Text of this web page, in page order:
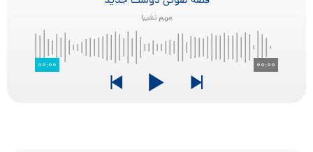
مریم نشیبا
۰۰:۰۰ ۰۰:۰۰